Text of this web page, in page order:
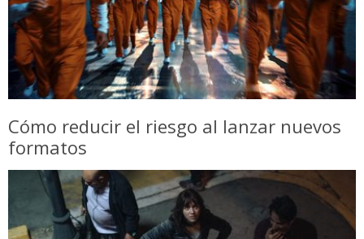
Cómo reducir el riesgo al lanzar nuevos
formatos